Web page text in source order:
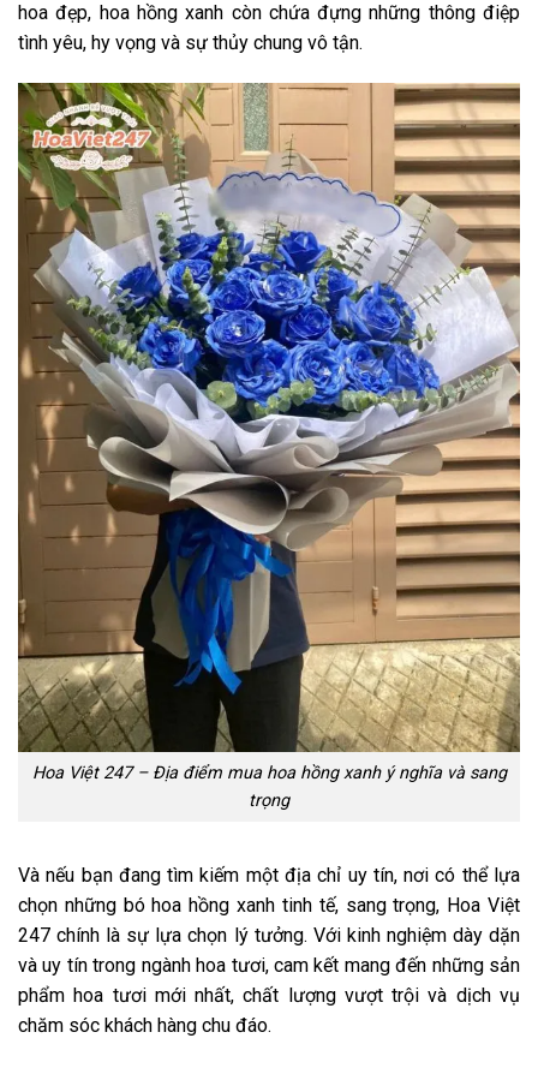
hoa đẹp, hoa hồng xanh còn chứa đựng những thông điệp
tình yêu, hy vọng và sự thủy chung vô tận.
Hoa Việt 247 – Địa điểm mua hoa hồng xanh ý nghĩa và sang
trọng
Và nếu bạn đang tìm kiếm một địa chỉ uy tín, nơi có thể lựa
chọn những bó hoa hồng xanh tinh tế, sang trọng, Hoa Việt
247 chính là sự lựa chọn lý tưởng. Với kinh nghiệm dày dặn
và uy tín trong ngành hoa tươi, cam kết mang đến những sản
phẩm hoa tươi mới nhất, chất lượng vượt trội và dịch vụ
chăm sóc khách hàng chu đáo.